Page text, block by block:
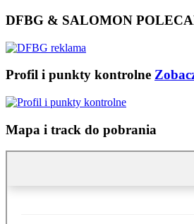
DFBG & SALOMON
Profil i punkty kontrolne
Mapa i track do pobrania